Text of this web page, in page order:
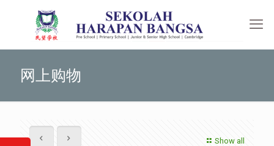
网上购物
Show all